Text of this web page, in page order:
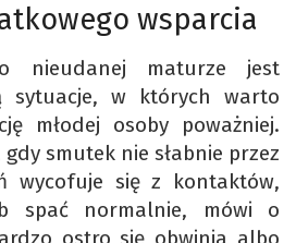
wsparcia
nieudanej maturze jest
sytuacje, w których warto
młodej osoby poważniej.
smutek nie słabnie przez
wycofuje się z kontaktów,
spać normalnie, mówi o
ostro się obwinia albo